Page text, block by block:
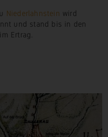
Niederlahnstein wird
und stand bis in den
Ertrag.